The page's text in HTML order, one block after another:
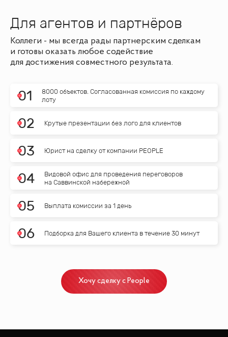
Для агентов и партнёров
Коллеги - мы всегда рады партнерским сделкам
и готовы оказать любое содействие
для достижения совместного результата.
01
8000 объектов. Согласованная комиссия по каждому
лоту
02 Крутые презентации без лого для клиентов
03 Юрист на сделку от компании PEOPLE
04
Видовой офис для проведения переговоров
на Саввинской набережной
05 Выплата комиссии за 1 день
06 Подборка для Вашего клиента в течение 30 минут
Хочу сделку с People